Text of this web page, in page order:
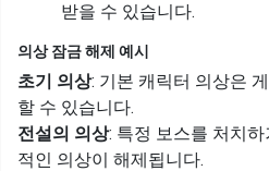
받을 수 있습니다.
의상 잠금 해제 예시
초기 의상: 기본 캐릭터 의상은
할 수 있습니다.
전설의 의상: 특정 보스를 처치
적인 의상이 해제됩니다.